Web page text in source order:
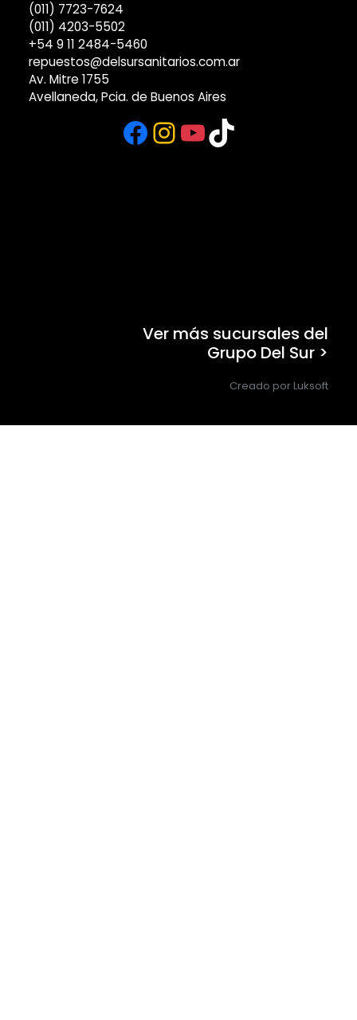
(011) 7723-7624
(011) 4203-5502
+54 9 11 2484-5460
repuestos@delsursanitarios.com.ar
Av. Mitre 1755
Avellaneda, Pcia. de Buenos Aires
Facebook
Instagram
YouTube
TikTok
Ver más sucursales del
Grupo Del Sur >
Creado por Luksoft